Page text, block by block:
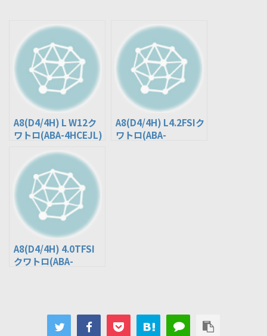
A8(D4/4H) L W12ク
ワトロ(ABA-4HCEJL)
A8(D4/4H) L4.2FSIク
ワトロ(ABA-
A8(D4/4H) 4.0TFSI
クワトロ(ABA-